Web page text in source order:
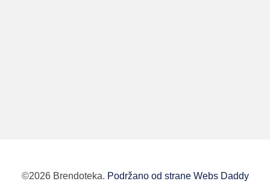
©2026 Brendoteka. Podržano od strane Webs Daddy